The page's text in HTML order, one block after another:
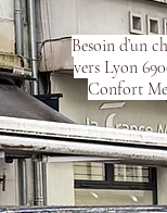
Besoin d’un
vers Lyon
Confort